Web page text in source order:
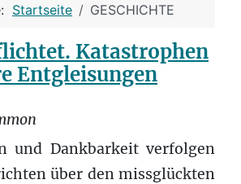
Startseite GESCHICHTE
Katastrophen
Entgleisungen
und Dankbarkeit verfolgen
über den missglückten